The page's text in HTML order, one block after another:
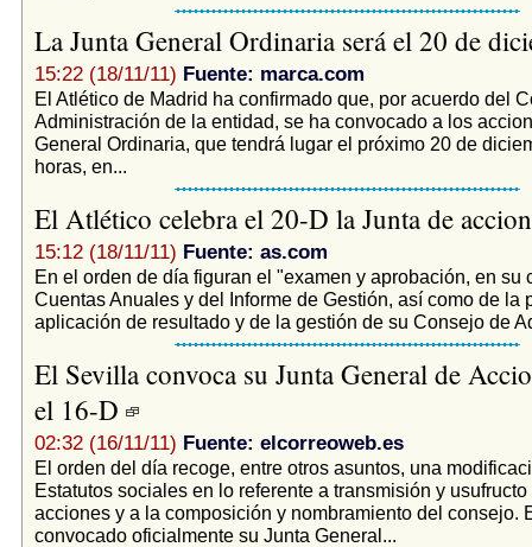
La Junta General Ordinaria será el 20 de
15:22 (18/11/11) Fuente: marca.com
El Atlético de Madrid ha confirmado que, por acuerdo del
Administración de la entidad, se ha convocado a los
General Ordinaria, que tendrá lugar el próximo 20 de
horas, en...
El Atlético celebra el 20-D la Junta de
15:12 (18/11/11) Fuente: as.com
En el orden de día figuran el "examen y aprobación, en su
Cuentas Anuales y del Informe de Gestión, así como de la
aplicación de resultado y de la gestión de su Consejo de
El Sevilla convoca su Junta General de
el 16-D
02:32 (16/11/11) Fuente: elcorreoweb.es
El orden del día recoge, entre otros asuntos, una
Estatutos sociales en lo referente a transmisión y usufructo
acciones y a la composición y nombramiento del consejo.
convocado oficialmente su Junta General...